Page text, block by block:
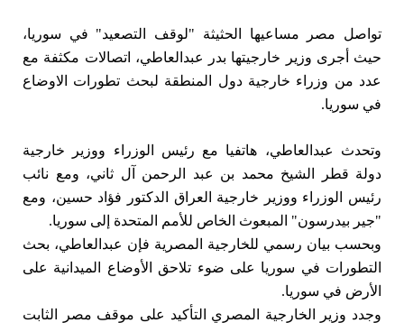
تواصل مصر مساعيها الحثيثة "لوقف التصعيد" في سوريا،
حيث أجرى وزير خارجيتها بدر عبدالعاطي، اتصالات مكثفة مع
عدد من وزراء خارجية دول المنطقة لبحث تطورات الاوضاع
في سوريا.
وتحدث عبدالعاطي، هاتفيا مع رئيس الوزراء ووزير خارجية
دولة قطر الشيخ محمد بن عبد الرحمن آل ثاني، ومع نائب
رئيس الوزراء ووزير خارجية العراق الدكتور فؤاد حسين، ومع
"جير بيدرسون" المبعوث الخاص للأمم المتحدة إلى سوريا.
وبحسب بيان رسمي للخارجية المصرية فإن عبدالعاطي، بحث
التطورات في سوريا على ضوء تلاحق الأوضاع الميدانية على
الأرض في سوريا.
وجدد وزير الخارجية المصري التأكيد على موقف مصر الثابت